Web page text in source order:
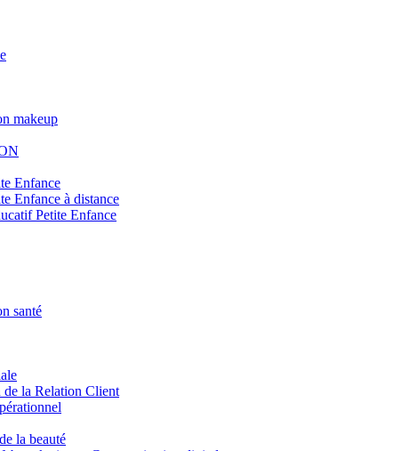
makeup
Enfance
Enfance à distance
Petite Enfance
santé
la Relation Client
la beauté